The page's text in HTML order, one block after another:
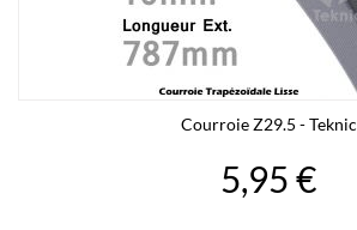
Courroie Z29.5 - Teknic
5,95 €